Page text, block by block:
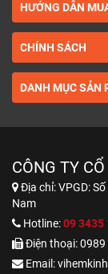
HƯỚNG DẪN
CHÍNH SÁCH
DANH MỤC SẢN
CÔNG TY
Địa chỉ:VPGD:
Nam
Hotline:09 3435
Điện thoại:0989
Email: